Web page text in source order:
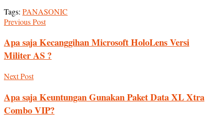
Tags: PANASONIC
Previous Post
Apa saja Kecanggihan Microsoft HoloLens Versi
Militer AS ?
Next Post
Apa saja Keuntungan Gunakan Paket Data XL Xtra
Combo VIP?